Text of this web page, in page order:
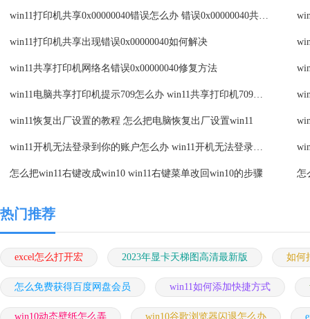
win11打印机共享0x00000040错误怎么办 错误0x00000040共享打印机win11修复方案
win11打印机共享出现错误0x00000040如何解决
win11共享打印机网络名错误0x00000040修复方法
win11电脑共享打印机提示709怎么办 win11共享打印机709错误处理方法
win11恢复出厂设置的教程 怎么把电脑恢复出厂设置win11
win11开机无法登录到你的账户怎么办 win11开机无法登录账号修复方案
怎么把win11右键改成win10 win11右键菜单改回win10的步骤
热门推荐
excel怎么打开宏 2023年显卡天梯图高清最新版 如何
怎么免费获得百度网盘会员 win11如何添加快捷方式
win10动态壁纸怎么弄 win10谷歌浏览器闪退怎么办